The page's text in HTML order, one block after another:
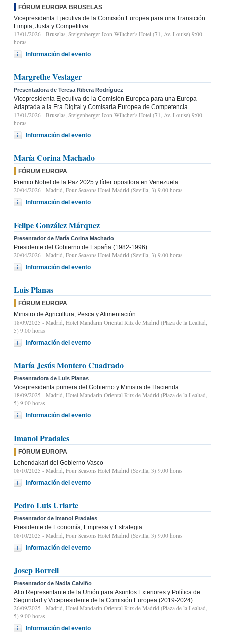
FÓRUM EUROPA BRUSELAS
Vicepresidenta Ejecutiva de la Comisión Europea para una Transición
Limpia, Justa y Competitiva
13/01/2026 - Bruselas, Steigenberger Icon Wiltcher's Hotel (71, Av. Louise) 9:00
horas
Información del evento
Margrethe Vestager
Presentadora de Teresa Ribera Rodríguez
Vicepresidenta Ejecutiva de la Comisión Europea para una Europa
Adaptada a la Era Digital y Comisaria Europea de Competencia
13/01/2026 - Bruselas, Steigenberger Icon Wiltcher's Hotel (71, Av. Louise) 9:00
horas
Información del evento
María Corina Machado
FÓRUM EUROPA
Premio Nobel de la Paz 2025 y líder opositora en Venezuela
20/04/2026 - Madrid, Four Seasons Hotel Madrid (Sevilla, 3) 9.00 horas
Información del evento
Felipe González Márquez
Presentador de María Corina Machado
Presidente del Gobierno de España (1982-1996)
20/04/2026 - Madrid, Four Seasons Hotel Madrid (Sevilla, 3) 9.00 horas
Información del evento
Luis Planas
FÓRUM EUROPA
Ministro de Agricultura, Pesca y Alimentación
18/09/2025 - Madrid, Hotel Mandarin Oriental Ritz de Madrid (Plaza de la Lealtad,
5) 9:00 horas
Información del evento
María Jesús Montero Cuadrado
Presentadora de Luis Planas
Vicepresidenta primera del Gobierno y Ministra de Hacienda
18/09/2025 - Madrid, Hotel Mandarin Oriental Ritz de Madrid (Plaza de la Lealtad,
5) 9:00 horas
Información del evento
Imanol Pradales
FÓRUM EUROPA
Lehendakari del Gobierno Vasco
08/10/2025 - Madrid, Four Seasons Hotel Madrid (Sevilla, 3) 9.00 horas
Información del evento
Pedro Luis Uriarte
Presentador de Imanol Pradales
Presidente de Economía, Empresa y Estrategia
08/10/2025 - Madrid, Four Seasons Hotel Madrid (Sevilla, 3) 9.00 horas
Información del evento
Josep Borrell
Presentador de Nadia Calviño
Alto Representante de la Unión para Asuntos Exteriores y Política de
Seguridad y Vicepresidente de la Comisión Europea (2019-2024)
26/09/2025 - Madrid, Hotel Mandarin Oriental Ritz de Madrid (Plaza de la Lealtad,
5) 9:00 horas
Información del evento